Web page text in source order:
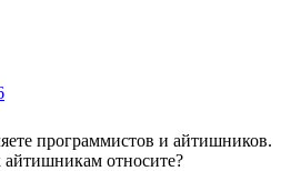
программистов и айтишников.
относите?